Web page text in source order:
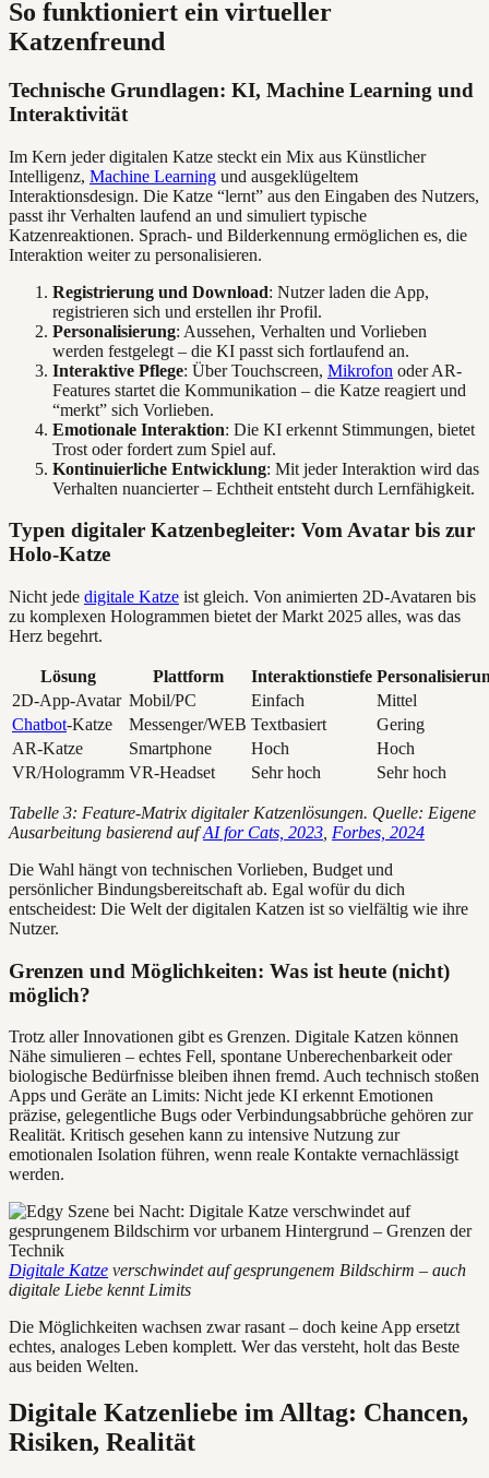
So funktioniert ein virtueller
Katzenfreund
Technische Grundlagen: KI, Machine Learning und
Interaktivität
Im Kern jeder digitalen Katze steckt ein Mix aus Künstlicher
Intelligenz, Machine Learning und ausgeklügeltem
Interaktionsdesign. Die Katze “lernt” aus den Eingaben des Nutzers,
passt ihr Verhalten laufend an und simuliert typische
Katzenreaktionen. Sprach- und Bilderkennung ermöglichen es, die
Interaktion weiter zu personalisieren.
Registrierung und Download: Nutzer laden die App,
registrieren sich und erstellen ihr Profil.
Personalisierung: Aussehen, Verhalten und Vorlieben
werden festgelegt – die KI passt sich fortlaufend an.
Interaktive Pflege: Über Touchscreen, Mikrofon oder AR-
Features startet die Kommunikation – die Katze reagiert und
“merkt” sich Vorlieben.
Emotionale Interaktion: Die KI erkennt Stimmungen, bietet
Trost oder fordert zum Spiel auf.
Kontinuierliche Entwicklung: Mit jeder Interaktion wird das
Verhalten nuancierter – Echtheit entsteht durch Lernfähigkeit.
Typen digitaler Katzenbegleiter: Vom Avatar bis zur
Holo-Katze
Nicht jede digitale Katze ist gleich. Von animierten 2D-Avataren bis
zu komplexen Hologrammen bietet der Markt 2025 alles, was das
Herz begehrt.
Lösung Plattform Interaktionstiefe
2D-App-Avatar Mobil/PC Einfach
Mittel
Chatbot-Katze Messenger/WEB Textbasiert
Gering
AR-Katze
Smartphone Hoch
Hoch
VR/Hologramm VR-Headset Sehr hoch Sehr hoch
Tabelle 3: Feature-Matrix digitaler Katzenlösungen. Quelle: Eigene
Ausarbeitung basierend aufAI for Cats, 2023 Forbes, 2024
Die Wahl hängt von technischen Vorlieben, Budget und
persönlicher Bindungsbereitschaft ab. Egal wofür du dich
entscheidest: Die Welt der digitalen Katzen ist so vielfältig wie ihre
Nutzer.
Grenzen und Möglichkeiten: Was ist heute (nicht)
möglich?
Trotz aller Innovationen gibt es Grenzen. Digitale Katzen können
Nähe simulieren – echtes Fell, spontane Unberechenbarkeit oder
biologische Bedürfnisse bleiben ihnen fremd. Auch technisch stoßen
Apps und Geräte an Limits: Nicht jede KI erkennt Emotionen
präzise, gelegentliche Bugs oder Verbindungsabbrüche gehören zur
Realität. Kritisch gesehen kann zu intensive Nutzung zur
emotionalen Isolation führen, wenn reale Kontakte vernachlässigt
werden.
Digitale Katze verschwindet auf gesprungenem Bildschirm – auch
digitale Liebe kennt Limits
Die Möglichkeiten wachsen zwar rasant – doch keine App ersetzt
echtes, analoges Leben komplett. Wer das versteht, holt das Beste
aus beiden Welten.
Digitale Katzenliebe im Alltag: Chancen,
Risiken, Realität